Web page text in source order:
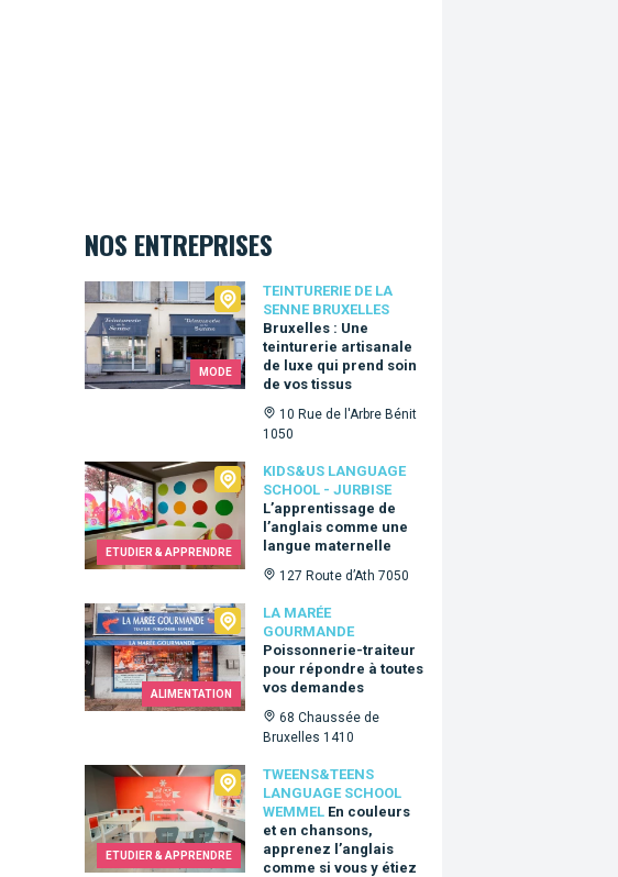
NOS ENTREPRISES
MODE
TEINTURERIE DE LA
SENNE BRUXELLES
Bruxelles : Une
teinturerie artisanale
de luxe qui prend soin
de vos tissus
10 Rue de l'Arbre Bénit
1050
Teinturerie de la Senne Bruxelles
ETUDIER & APPRENDRE
KIDS&US LANGUAGE
SCHOOL - JURBISE
L’apprentissage de
l’anglais comme une
langue maternelle
127 Route d’Ath 7050
Kids&Us language school - Jurbise
ALIMENTATION
LA MARÉE
GOURMANDE
Poissonnerie-traiteur
pour répondre à toutes
vos demandes
68 Chaussée de
Bruxelles 1410
La Marée Gourmande
ETUDIER & APPRENDRE
TWEENS&TEENS
LANGUAGE SCHOOL
WEMMEL En couleurs
et en chansons,
apprenez l’anglais
comme si vous y étiez
Tweens&Teens language school Wemmel